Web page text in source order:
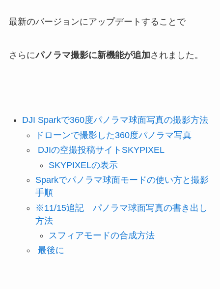
最新のバージョンにアップデートすることで
さらにパノラマ撮影に新機能が追加されました。
DJI Sparkで360度パノラマ球面写真の撮影方法
ドローンで撮影した360度パノラマ写真
DJIの空撮投稿サイトSKYPIXEL
SKYPIXELの表示
Sparkでパノラマ球面モードの使い方と撮影
手順
※11/15追記 パノラマ球面写真の書き出し
方法
スフィアモードの合成方法
最後に